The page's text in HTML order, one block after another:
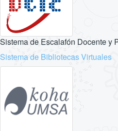
Sistema de Escalafón Docente y
Sistema de Bibliotecas Virtuales